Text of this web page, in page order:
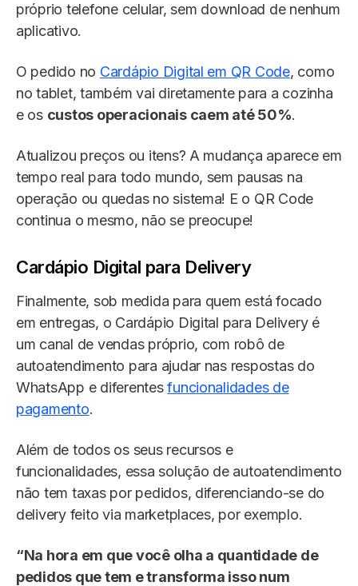
próprio telefone celular, sem download de nenhum
aplicativo.
O pedido no Cardápio Digital em QR Code, como
no tablet, também vai diretamente para a cozinha
e os custos operacionais caem até 50%.
Atualizou preços ou itens? A mudança aparece em
tempo real para todo mundo, sem pausas na
operação ou quedas no sistema! E o QR Code
continua o mesmo, não se preocupe!
Cardápio Digital para Delivery
Finalmente, sob medida para quem está focado
em entregas, o Cardápio Digital para Delivery é
um canal de vendas próprio, com robô de
autoatendimento para ajudar nas respostas do
WhatsApp e diferentesfuncionalidades de
pagamento.
Além de todos os seus recursos e
funcionalidades, essa solução de autoatendimento
não tem taxas por pedidos, diferenciando-se do
delivery feito via marketplaces, por exemplo.
“Na hora em que você olha a quantidade de
pedidos que tem e transforma isso num